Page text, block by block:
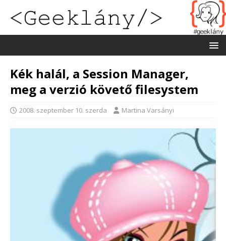
Kék halál, a Session Manager,
meg a verzió követő filesystem
2008. szeptember 10. szerda Martina Varsányi